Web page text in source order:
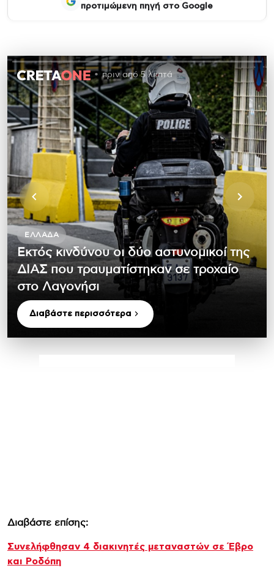
προτιμώμενη πηγή στο Google
πριν από 5 λεπτά
ΕΛΛΆΔΑ
Εκτός κινδύνου οι δύο αστυνομικοί της
ΔΙΑΣ που τραυματίστηκαν σε τροχαίο
στο Λαγονήσι
Διαβάστε περισσότερα
Διαβάστε επίσης:
Συνελήφθησαν 4 διακινητές μεταναστών σε Έβρο
και Ροδόπη